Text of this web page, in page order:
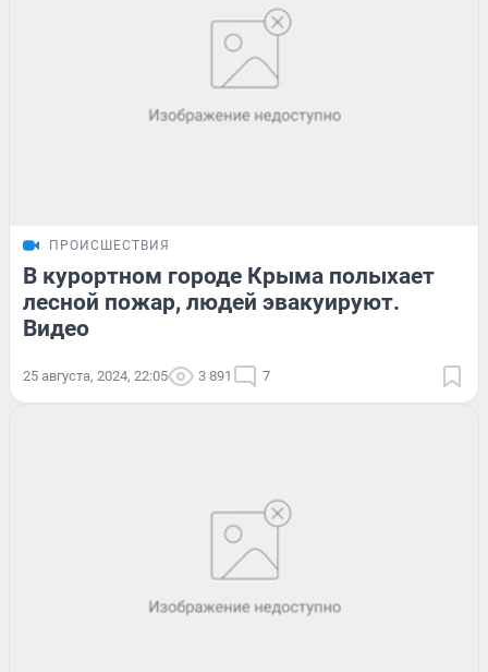
ПРОИСШЕСТВИЯ
В курортном городе Крыма полыхает
лесной пожар, людей эвакуируют.
Видео
25 августа, 2024, 22:05 3 891 7